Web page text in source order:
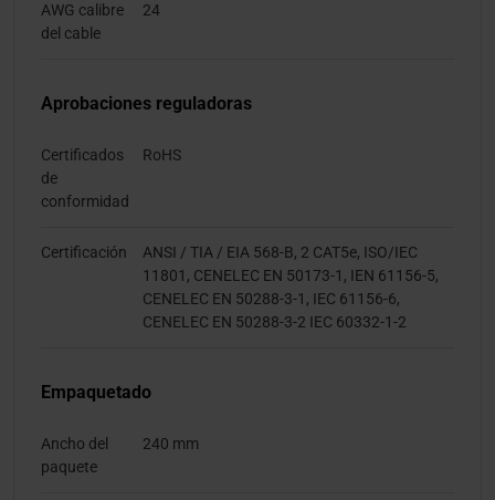
AWG calibre
del cable
24
Aprobaciones reguladoras
Certificados
de
conformidad
RoHS
Certificación
ANSI / TIA / EIA 568-B, 2 CAT5e, ISO/IEC
11801, CENELEC EN 50173-1, IEN 61156-5,
CENELEC EN 50288-3-1, IEC 61156-6,
CENELEC EN 50288-3-2 IEC 60332-1-2
Empaquetado
Ancho del
paquete
240 mm